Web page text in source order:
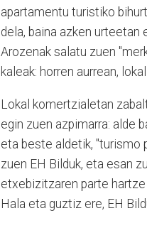
apartamentu turistiko
dela, baina azken urteetan
Arozenak salatu zuen
kaleak: horren aurrean,
Lokal komertzialetan
egin zuen azpimarra: alde
eta beste aldetik, "turismo
zuen EH Bilduk, eta esan
etxebizitzaren parte
Hala eta guztiz ere, EH